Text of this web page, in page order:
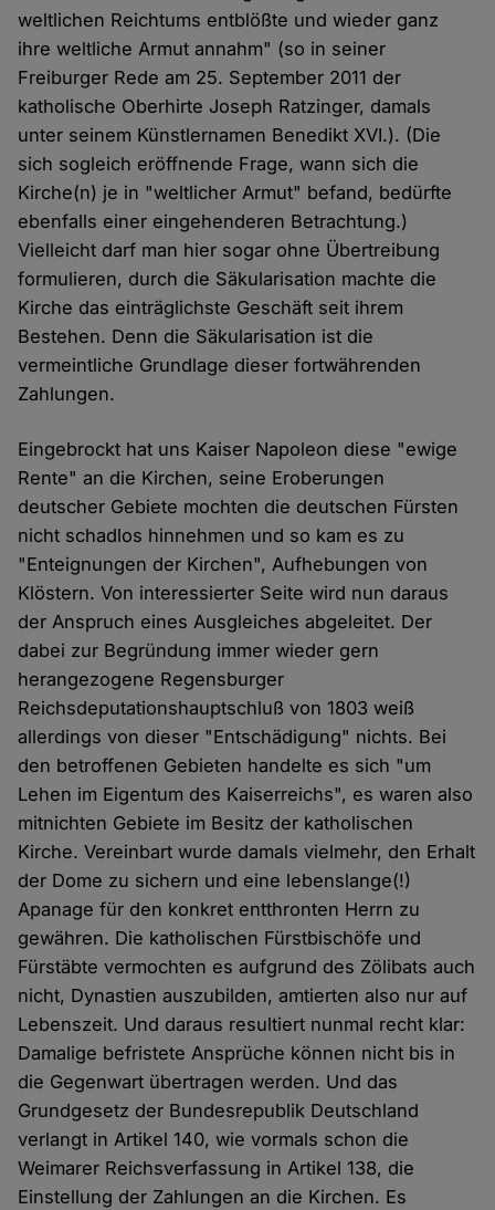
weltlichen Reichtums entblößte und wieder ganz
ihre weltliche Armut annahm" (so in seiner
Freiburger Rede am 25. September 2011 der
katholische Oberhirte Joseph Ratzinger, damals
unter seinem Künstlernamen Benedikt XVI.). (Die
sich sogleich eröffnende Frage, wann sich die
Kirche(n) je in "weltlicher Armut" befand, bedürfte
ebenfalls einer eingehenderen Betrachtung.)
Vielleicht darf man hier sogar ohne Übertreibung
formulieren, durch die Säkularisation machte die
Kirche das einträglichste Geschäft seit ihrem
Bestehen. Denn die Säkularisation ist die
vermeintliche Grundlage dieser fortwährenden
Zahlungen.
Eingebrockt hat uns Kaiser Napoleon diese "ewige
Rente" an die Kirchen, seine Eroberungen
deutscher Gebiete mochten die deutschen Fürsten
nicht schadlos hinnehmen und so kam es zu
"Enteignungen der Kirchen", Aufhebungen von
Klöstern. Von interessierter Seite wird nun daraus
der Anspruch eines Ausgleiches abgeleitet. Der
dabei zur Begründung immer wieder gern
herangezogene Regensburger
Reichsdeputationshauptschluß von 1803 weiß
allerdings von dieser "Entschädigung" nichts. Bei
den betroffenen Gebieten handelte es sich "um
Lehen im Eigentum des Kaiserreichs", es waren also
mitnichten Gebiete im Besitz der katholischen
Kirche. Vereinbart wurde damals vielmehr, den Erhalt
der Dome zu sichern und eine lebenslange(!)
Apanage für den konkret entthronten Herrn zu
gewähren. Die katholischen Fürstbischöfe und
Fürstäbte vermochten es aufgrund des Zölibats auch
nicht, Dynastien auszubilden, amtierten also nur auf
Lebenszeit. Und daraus resultiert nunmal recht klar:
Damalige befristete Ansprüche können nicht bis in
die Gegenwart übertragen werden. Und das
Grundgesetz der Bundesrepublik Deutschland
verlangt in Artikel 140, wie vormals schon die
Weimarer Reichsverfassung in Artikel 138, die
Einstellung der Zahlungen an die Kirchen. Es